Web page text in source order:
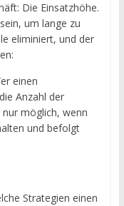
Die Einsatzhöhe.
um lange zu
eliminiert, und der
einen
Anzahl der
möglich, wenn
und befolgt
Strategien einen